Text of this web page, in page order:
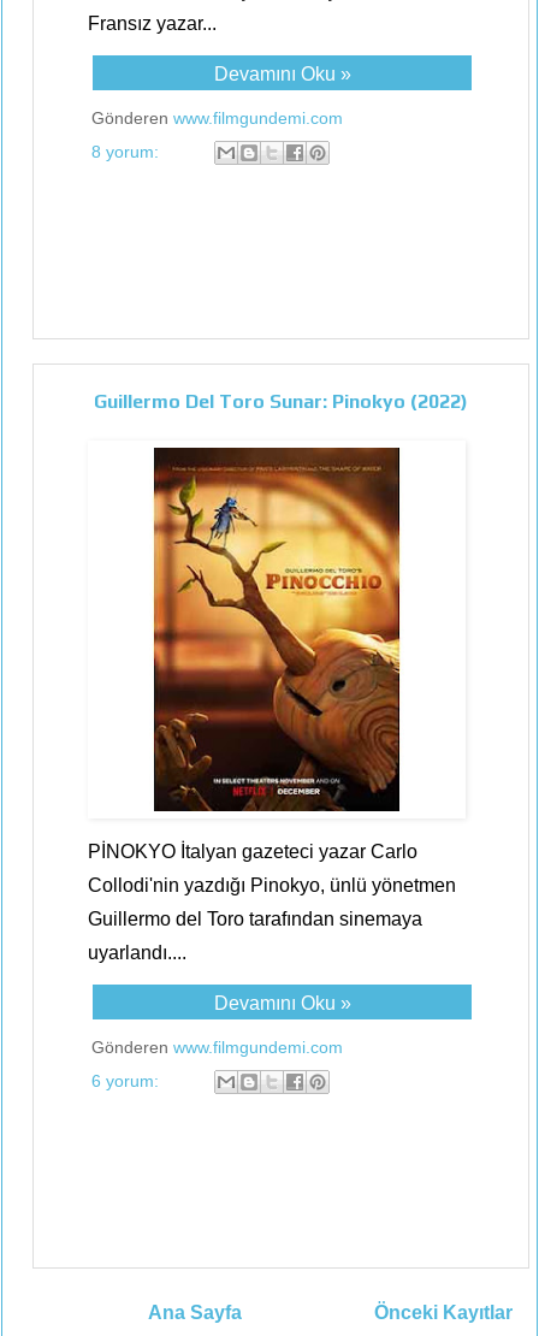
Fransız yazar...
Devamını Oku »
Gönderen www.filmgundemi.com
8 yorum:
Guillermo Del Toro Sunar: Pinokyo (2022)
PİNOKYO İtalyan gazeteci yazar Carlo
Collodi'nin yazdığı Pinokyo, ünlü yönetmen
Guillermo del Toro tarafından sinemaya
uyarlandı....
Devamını Oku »
Gönderen www.filmgundemi.com
6 yorum:
Önceki Kayıtlar
Ana Sayfa